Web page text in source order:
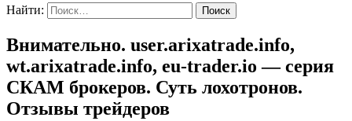
Найти:
Внимательно. user.arixatrade.info,
wt.arixatrade.info, eu-trader.io — серия
СКАМ брокеров. Суть лохотронов.
Отзывы трейдеров